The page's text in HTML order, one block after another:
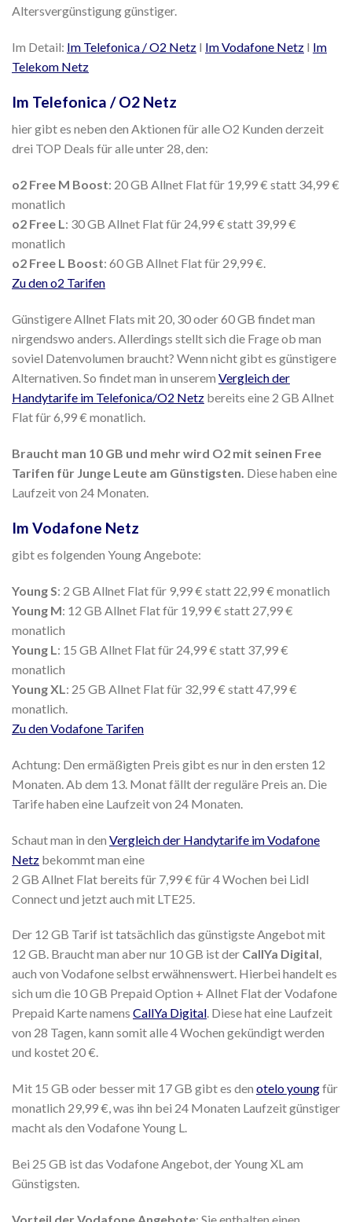
Altersvergünstigung günstiger.
Im Detail: Im Telefonica / O2 Netz I Im Vodafone Netz I Im
Telekom Netz
Im Telefonica / O2 Netz
hier gibt es neben den Aktionen für alle O2 Kunden derzeit
drei TOP Deals für alle unter 28, den:
o2 Free M Boost: 20 GB Allnet Flat für 19,99 € statt 34,99 €
monatlich
o2 Free L: 30 GB Allnet Flat für 24,99 € statt 39,99 €
monatlich
o2 Free L Boost: 60 GB Allnet Flat für 29,99 €.
Zu den o2 Tarifen
Günstigere Allnet Flats mit 20, 30 oder 60 GB findet man
nirgendswo anders. Allerdings stellt sich die Frage ob man
soviel Datenvolumen braucht? Wenn nicht gibt es günstigere
Alternativen. So findet man in unserem Vergleich der
Handytarife im Telefonica/O2 Netz bereits eine 2 GB Allnet
Flat für 6,99 € monatlich.
Braucht man 10 GB und mehr wird O2 mit seinen Free
Tarifen für Junge Leute am Günstigsten. Diese haben eine
Laufzeit von 24 Monaten.
Im Vodafone Netz
gibt es folgenden Young Angebote:
Young S: 2 GB Allnet Flat für 9,99 € statt 22,99 € monatlich
Young M: 12 GB Allnet Flat für 19,99 € statt 27,99 €
monatlich
Young L: 15 GB Allnet Flat für 24,99 € statt 37,99 €
monatlich
Young XL: 25 GB Allnet Flat für 32,99 € statt 47,99 €
monatlich.
Zu den Vodafone Tarifen
Achtung: Den ermäßigten Preis gibt es nur in den ersten 12
Monaten. Ab dem 13. Monat fällt der reguläre Preis an. Die
Tarife haben eine Laufzeit von 24 Monaten.
Schaut man in den Vergleich der Handytarife im Vodafone
Netz bekommt man eine
2 GB Allnet Flat bereits für 7,99 € für 4 Wochen bei Lidl
Connect und jetzt auch mit LTE25.
Der 12 GB Tarif ist tatsächlich das günstigste Angebot mit
12 GB. Braucht man aber nur 10 GB ist der CallYa Digital,
auch von Vodafone selbst erwähnenswert. Hierbei handelt es
sich um die 10 GB Prepaid Option + Allnet Flat der Vodafone
Prepaid Karte namens CallYa Digital. Diese hat eine Laufzeit
von 28 Tagen, kann somit alle 4 Wochen gekündigt werden
und kostet 20 €.
Mit 15 GB oder besser mit 17 GB gibt es den otelo youngfür
monatlich 29,99 €, was ihn bei 24 Monaten Laufzeit günstiger
macht als den Vodafone Young L.
Bei 25 GB ist das Vodafone Angebot, der Young XL am
Günstigsten.